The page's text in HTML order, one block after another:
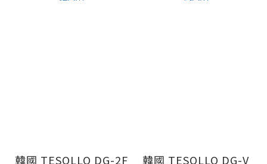
韓國 TESOLLO DG-2F
韓國 TESOLLO DG-V